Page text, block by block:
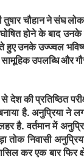
तुषार चौहान ने संघ
घोषित होने के बाद
हुए उनके उज्ज्वल
उपलब्धि और
की प्रतिष्ठित
है. अनुप्रिया ने
है. वर्तमान में
तोक निवासी
कर एक बार फिर